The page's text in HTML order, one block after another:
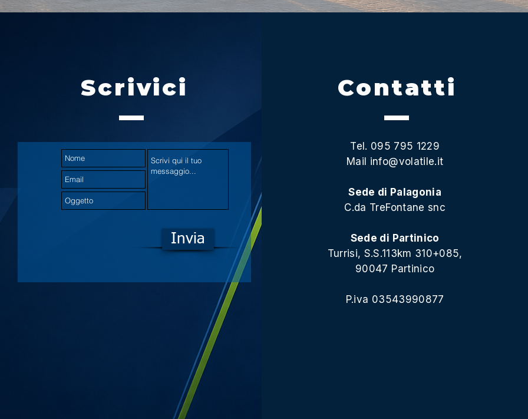
Scrivici
Invia
Contatti
Tel. 095 795 1229
Mail info@volatile.it
Sede di Palagonia
C.da TreFontane snc
Sede di Partinico
Turrisi, S.S.113km 310+085,
90047 Partinico
P.iva 03543990877